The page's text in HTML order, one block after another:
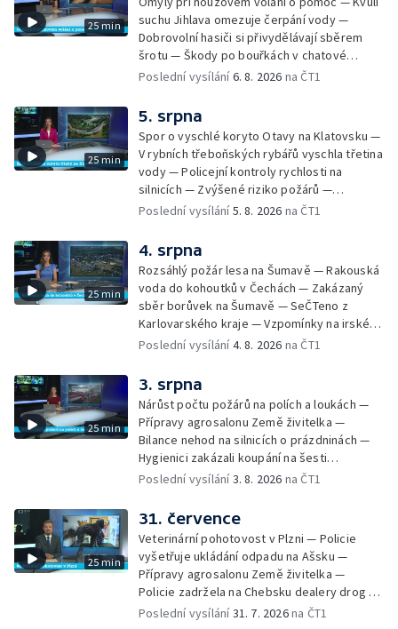
Francouzští krajináři na českokrumlovské
výstavě
25 min
suchu Jihlava omezuje čerpání vody —
Dobrovolní hasiči si přivydělávají sběrem
šrotu — Škody po bouřkách v chatové
oblasti — Pátrání po muži na jezeru Most —
parašutistů — Na letní výlety se dá vyrazit
autem, na kole, pěšky nebo třeba vlakem.
Svůj vlastní způsob cestování má ale Pavel
Žůrek z Jarošova na Svitavsku. Po Česku
jezdí v bezmála osmdesát let starém
renovovaném traktoru. Pohybuje se
většinou po okreskách a nocuje — Srážka
zažehnává krizi ve zdravotnictví — Instalace
nové sochy v Mariánských Lázních
Poslední vysílání6. 8. 2026 na ČT1
25 min
5. srpna
Spor o vyschlé koryto Otavy na Klatovsku —
V rybních třeboňských rybářů vyschla třetina
vody — Policejní kontroly rychlosti na
silnicích — Zvýšené riziko požárů —
Zemědělci na Vysočině čekají na déšť —
pro sociálně znevýhodněné — Neobvyklá
nehoda cyklisty v Karlových Varech —
Horské hotely nabízejí kuchařům vyšší platy
— Převoz obřích nádob do plzeňského
pivovaru
Poslední vysílání5. 8. 2026 na ČT1
25 min
4. srpna
Rozsáhlý požár lesa na Šumavě — Rakouská
voda do kohoutků v Čechách — Zakázaný
sběr borůvek na Šumavě — SeČTeno z
Karlovarského kraje — Vzpomínky na irského
hudebníka Glena Hansarda — Tři případy
řidiče za záchranu ženy — Pět let od
tragické železniční nehody v Milavčích —
Čištění Karlova mostu — Cestování za
hvězdnou oblohou
Poslední vysílání4. 8. 2026 na ČT1
25 min
3. srpna
Nárůst počtu požárů na polích a loukách —
Přípravy agrosalonu Země živitelka —
Bilance nehod na silnicích o prázdninách —
Hygienici zakázali koupání na šesti
koupalištích — Vodní záchranáři na Lipně
elektráren — Kvůli suchu vysychají obecní
studny — Péče o seniory jako brigáda —
Desítky uzavírek v Plzni — Pomoc
fanouškům na fesivalech kvůli vedru —
Historie založení Františkových Lázní
Poslední vysílání3. 8. 2026 na ČT1
25 min
31. července
Veterinární pohotovost v Plzni — Policie
vyšetřuje ukládání odpadu na Ašsku —
Přípravy agrosalonu Země živitelka —
Policie zadržela na Chebsku dealery drog —
Extrémní nasazení hasičů v Plzeňském kraji
Poslední vysílání31. 7. 2026na ČT1